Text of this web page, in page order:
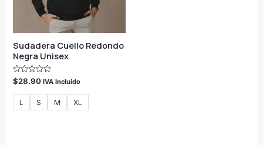
Sudadera Cuello Redondo
Negra Unisex
Valorado
con
0
de
$28.90 IVA Incluido
L S M XL